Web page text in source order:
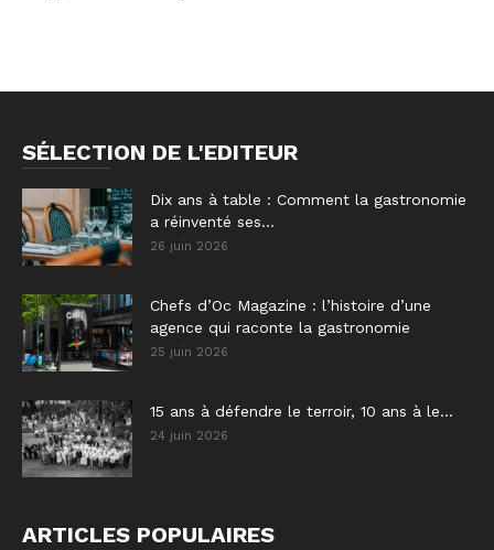
SÉLECTION DE L'EDITEUR
Dix ans à table : Comment la gastronomie
a réinventé ses...
26 juin 2026
Chefs d’Oc Magazine : l’histoire d’une
agence qui raconte la gastronomie
25 juin 2026
15 ans à défendre le terroir, 10 ans à le...
24 juin 2026
ARTICLES POPULAIRES